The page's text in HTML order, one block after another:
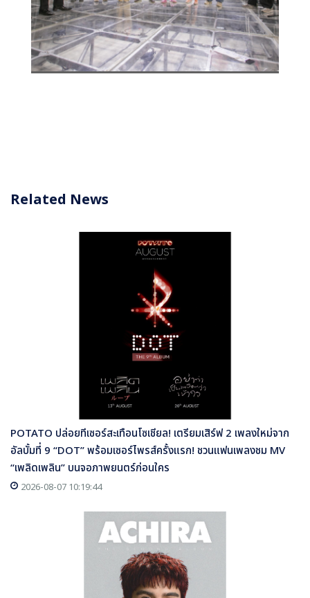
Related News
POTATO ปล่อยทีเซอร์สะเทือนโซเชียล! เตรียมเสิร์ฟ 2 เพลงใหม่จาก
อัลบั้มที่ 9 “DOT” พร้อมเซอร์ไพรส์ครั้งแรก! ชวนแฟนเพลงชม MV
“เพลิดเพลิน” บนจอภาพยนตร์ก่อนใคร
2026-08-07 10:19:44